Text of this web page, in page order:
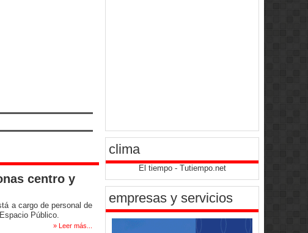
centro y
a cargo de personal de
Público.
» Leer más...
clima
El tiempo - Tutiempo.net
empresas y servicios